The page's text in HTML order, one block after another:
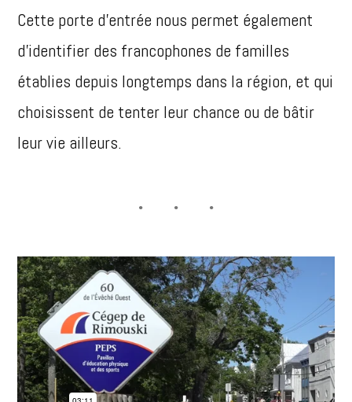
Cette porte d’entrée nous permet également
d’identifier des francophones de familles
établies depuis longtemps dans la région, et qui
choisissent de tenter leur chance ou de bâtir
leur vie ailleurs.